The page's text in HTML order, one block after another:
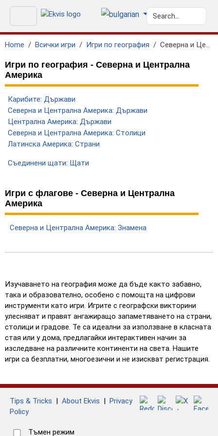
Home Всички игри Игри по география Северна и Централна Америка
Игри по география - Северна и Централна
Америка
Карибите: Държави
Северна и Централна Америка: Държави
Централна Америка: Държави
Северна и Централна Америка: Столици
Латинска Америка: Страни
Съединени щати: Щати
Игри с флагове - Северна и Централна
Америка
Северна и Централна Америка: Знамена
Изучаването на география може да бъде както забавно,
така и образователно, особено с помощта на цифрови
инструменти като игри. Игрите с географски викторини
улесняват и правят ангажиращо запаметяването на страни,
столици и градове. Те са идеални за използване в класната
стая или у дома, предлагайки интерактивен начин за
изследване на различните континенти на света. Нашите
игри са безплатни, многоезични и не изискват регистрация.
Tips & Tricks | About Ekvis | Privacy
Policy
Тъмен режим